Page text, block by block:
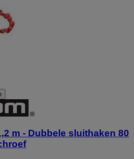
m - Dubbele sluithaken 80